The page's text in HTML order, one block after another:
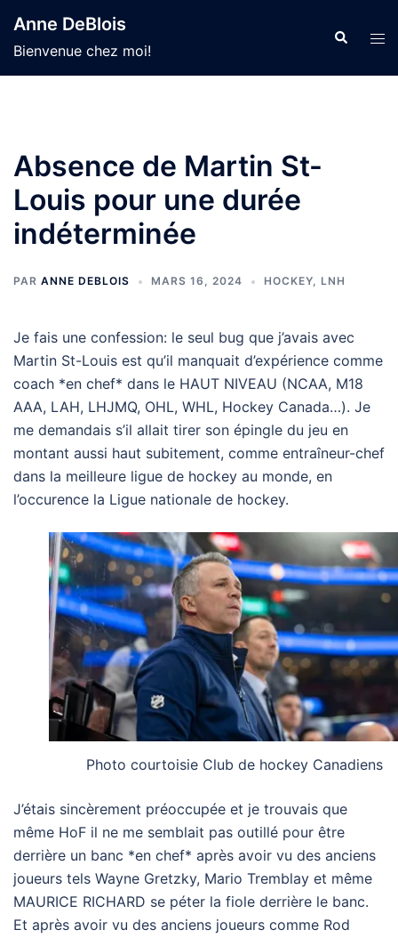
au
contenu
Anne DeBlois
Bienvenue chez moi!
Absence de Martin St-
Louis pour une durée
indéterminée
PAR ANNE DEBLOIS MARS 16, 2024 HOCKEY, LNH
Je fais une confession: le seul bug que j’avais avec
Martin St-Louis est qu’il manquait d’expérience comme
coach *en chef* dans le HAUT NIVEAU (NCAA, M18
AAA, LAH, LHJMQ, OHL, WHL, Hockey Canada…). Je
me demandais s’il allait tirer son épingle du jeu en
montant aussi haut subitement, comme entraîneur-chef
dans la meilleure ligue de hockey au monde, en
l’occurence la Ligue nationale de hockey.
Photo courtoisie Club de hockey Canadiens
J’étais sincèrement préoccupée et je trouvais que
même HoF il ne me semblait pas outillé pour être
derrière un banc *en chef* après avoir vu des anciens
joueurs tels Wayne Gretzky, Mario Tremblay et même
MAURICE RICHARD se péter la fiole derrière le banc.
Et après avoir vu des anciens joueurs comme Rod